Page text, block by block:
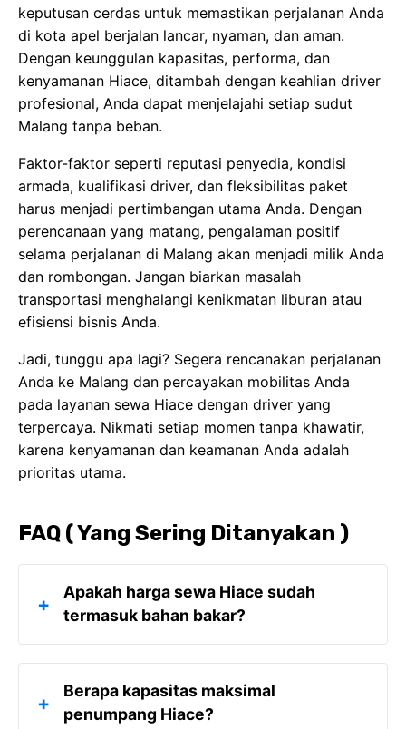
keputusan cerdas untuk memastikan perjalanan Anda
di kota apel berjalan lancar, nyaman, dan aman.
Dengan keunggulan kapasitas, performa, dan
kenyamanan Hiace, ditambah dengan keahlian driver
profesional, Anda dapat menjelajahi setiap sudut
Malang tanpa beban.
Faktor-faktor seperti reputasi penyedia, kondisi
armada, kualifikasi driver, dan fleksibilitas paket
harus menjadi pertimbangan utama Anda. Dengan
perencanaan yang matang, pengalaman positif
selama perjalanan di Malang akan menjadi milik Anda
dan rombongan. Jangan biarkan masalah
transportasi menghalangi kenikmatan liburan atau
efisiensi bisnis Anda.
Jadi, tunggu apa lagi? Segera rencanakan perjalanan
Anda ke Malang dan percayakan mobilitas Anda
pada layanan sewa Hiace dengan driver yang
terpercaya. Nikmati setiap momen tanpa khawatir,
karena kenyamanan dan keamanan Anda adalah
prioritas utama.
FAQ ( Yang Sering Ditanyakan )
Apakah harga sewa Hiace sudah
termasuk bahan bakar?
+
Anda pilih. Beberapa penyedia menawarkan
paket "all-in" yang sudah termasuk bahan bakar,
Berapa kapasitas maksimal
penumpang Hiace?
+